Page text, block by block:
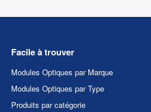
Facile à trouver
Modules Optiques par Marque
Modules Optiques par Type
Produits par catégorie